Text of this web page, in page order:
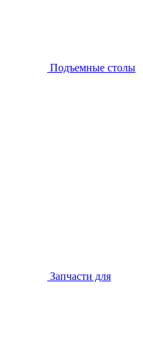
Подъемные столы
Запчасти для